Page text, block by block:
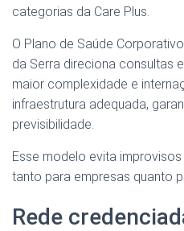
categorias da Care Plus.
O Plano de Saúde
da Serra direciona consultas
maior complexidade e
infraestrutura adequada,
previsibilidade.
Esse modelo evita
tanto para empresas quanto
Rede